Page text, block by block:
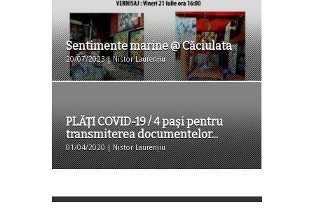
Sentimente marine @ Căciulata
20/07/2023 | Nistor Laurențiu
PLĂȚI COVID-19 / 4 pași pentru
transmiterea documentelor...
01/04/2020 | Nistor Laurențiu